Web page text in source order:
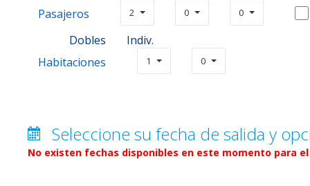
Pasajeros
2 0 0
Dobles
Indiv.
Habitaciones
1 0
Seleccione su fecha de salida y
No existen fechas disponibles en este momento para